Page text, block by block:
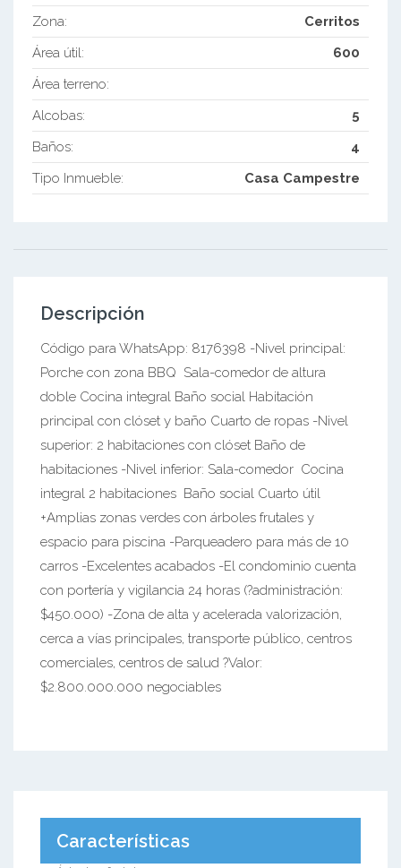
Zona:
Cerritos
Área útil:
600
Área terreno:
Alcobas:
5
Baños:
4
Tipo Inmueble:
Casa Campestre
Descripción
Código para WhatsApp: 8176398 -Nivel principal:
Porche con zona BBQ Sala-comedor de altura
doble Cocina integral Baño social Habitación
principal con clóset y baño Cuarto de ropas -Nivel
superior: 2 habitaciones con clóset Baño de
habitaciones -Nivel inferior: Sala-comedor Cocina
integral 2 habitaciones Baño social Cuarto útil
+Amplias zonas verdes con árboles frutales y
espacio para piscina -Parqueadero para más de 10
carros -Excelentes acabados -El condominio cuenta
con portería y vigilancia 24 horas (?administración:
$450.000) -Zona de alta y acelerada valorización,
cerca a vías principales, transporte público, centros
comerciales, centros de salud ?Valor:
$2.800.000.000 negociables
Características